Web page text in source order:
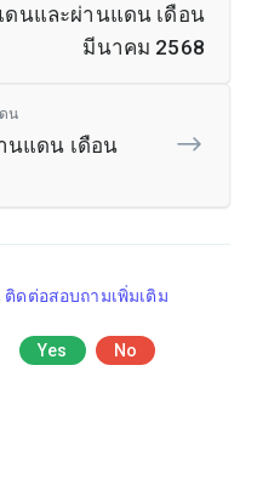
นและผ่านแดน เดือน
มีนาคม 2568
น
นแดน เดือน
ติดต่อสอบถามเพิ่มเติม
Yes No